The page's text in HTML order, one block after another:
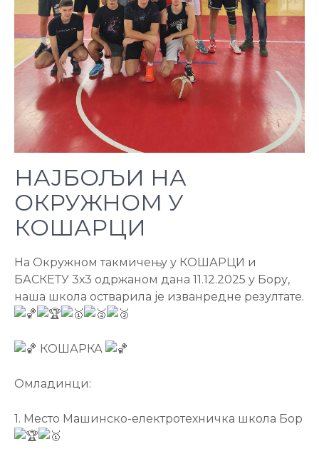
НАЈБОЉИ НА
ОКРУЖНОМ У
КОШАРЦИ
На Окружном такмичењу у КОШАРЦИ и
БАСКЕТУ 3х3 одржаном дана 11.12.2025 у Бору,
наша школа остварила је изванредне резултате.
КОШАРКА
Омладинци:
1. Место Машинско-електротехничка школа Бор